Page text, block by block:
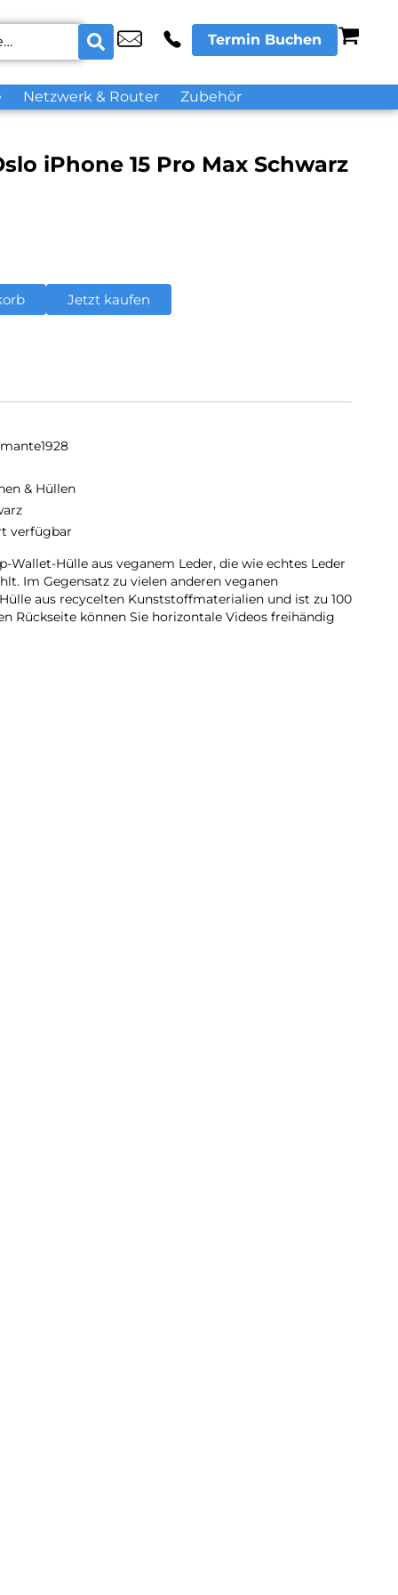
Termin Buchen
Netzwerk & Router Zubehör
iPhone 15 Pro Max Schwarz
Jetzt kaufen
& Hüllen
verfügbar
Wallet-Hülle aus veganem Leder, die wie echtes Leder
Im Gegensatz zu vielen anderen veganen
aus recycelten Kunststoffmaterialien und ist zu 100
Rückseite können Sie horizontale Videos freihändig